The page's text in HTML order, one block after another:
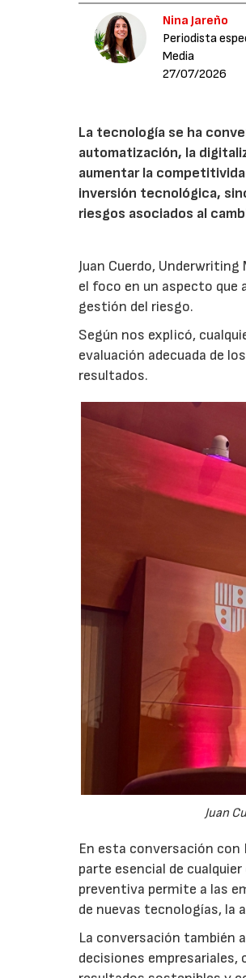
Nina Jareño
Periodista
Media
27/07/2026
La tecnología se ha
automatización, la
aumentar la
inversión tecnológica,
riesgos asociados al
Juan Cuerdo,
el foco en un aspecto que
gestión del riesgo.
Según nos explicó,
evaluación adecuada de
resultados.
Juan
En esta conversación con
parte esencial de
preventiva permite a las
de nuevas tecnologías, la
La conversación también
decisiones empresariales,